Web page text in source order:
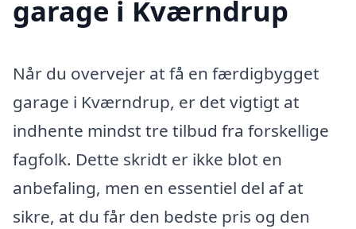
garage i Kværndrup
Når du overvejer at få en færdigbygget
garage i Kværndrup, er det vigtigt at
indhente mindst tre tilbud fra forskellige
fagfolk. Dette skridt er ikke blot en
anbefaling, men en essentiel del af at
sikre, at du får den bedste pris og den